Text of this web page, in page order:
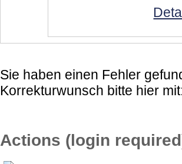
Sie haben einen Fehler
Korrekturwunsch bitte hier
Actions (login